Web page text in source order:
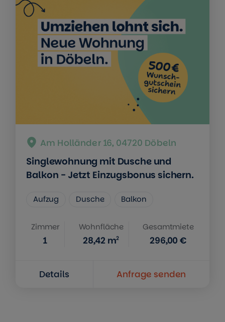
Am Holländer 16, 04720 Döbeln
Singlewohnung mit Dusche und
Balkon - Jetzt Einzugsbonus sichern.
Aufzug Dusche Balkon
Zimmer
1
Wohnfläche
28,42m2
Gesamtmiete
296,00 €
Details Anfrage senden